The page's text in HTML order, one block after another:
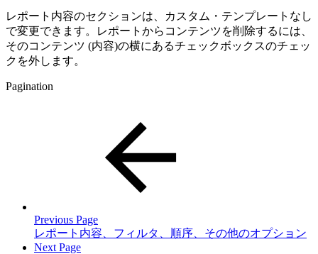
レポート内容のセクションは、カスタム・テンプレートなし
で変更できます。レポートからコンテンツを削除するには、
そのコンテンツ (内容)の横にあるチェックボックスのチェッ
クを外します。
Pagination
Previous Page
レポート内容、フィルタ、順序、その他のオプション
Next Page